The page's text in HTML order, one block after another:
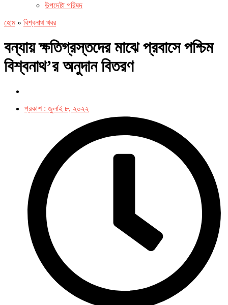
উপদেষ্টা পরিষদ
হোম» বিশ্বনাথ খবর
বন্যায় ক্ষতিগ্রস্তদের মাঝে প্রবাসে পশ্চিম
বিশ্বনাথ’র অনুদান বিতরণ
প্রকাশ : জুলাই ৮, ২০২২